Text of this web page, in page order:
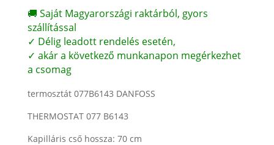
🚚 Saját Magyarországi raktárból, gyors
szállítással
✓ Délig leadott rendelés esetén,
✓ akár a következő munkanapon megérkezhet
a csomag
termosztát 077B6143 DANFOSS
THERMOSTAT 077 B6143
Kapilláris cső hossza: 70 cm